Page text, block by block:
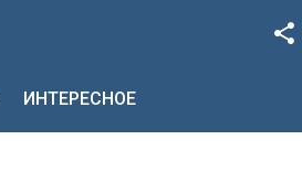
Google+
ИНТЕРЕСНОЕ